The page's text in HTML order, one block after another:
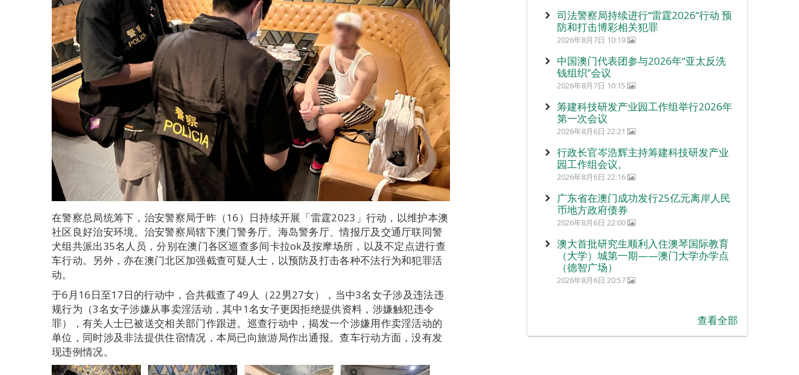
在警察总局统筹下，治安警察局于昨（16）日持续开展「雷霆2023」行动，以维护本澳
社区良好治安环境。治安警察局辖下澳门警务厅、海岛警务厅、情报厅及交通厅联同警
犬组共派出35名人员，分别在澳门各区巡查多间卡拉ok及按摩场所，以及不定点进行查
车行动。另外，亦在澳门北区加强截查可疑人士，以预防及打击各种不法行为和犯罪活
动。
于6月16日至17日的行动中，合共截查了49人（22男27女），当中3名女子涉及违法违
规行为（3名女子涉嫌从事卖淫活动，其中1名女子更因拒绝提供资料，涉嫌触犯违令
罪），有关人士已被送交相关部门作跟进。巡查行动中，揭发一个涉嫌用作卖淫活动的
单位，同时涉及非法提供住宿情况，本局已向旅游局作出通报。查车行动方面，没有发
现违例情况。
司法警察局持续进行“雷霆2026”行动 预
防和打击博彩相关犯罪
2026年8月7日 10:19
中国澳门代表团参与2026年“亚太反洗
钱组织”会议
2026年8月7日 10:15
筹建科技研发产业园工作组举行2026年
第一次会议
2026年8月6日 22:21
行政长官岑浩辉主持筹建科技研发产业
园工作组会议。
2026年8月6日 22:16
广东省在澳门成功发行25亿元离岸人民
币地方政府债券
2026年8月6日 22:00
澳大首批研究生顺利入住澳琴国际教育
（大学）城第一期——澳门大学办学点
（德智广场）
2026年8月6日 20:57
查看全部